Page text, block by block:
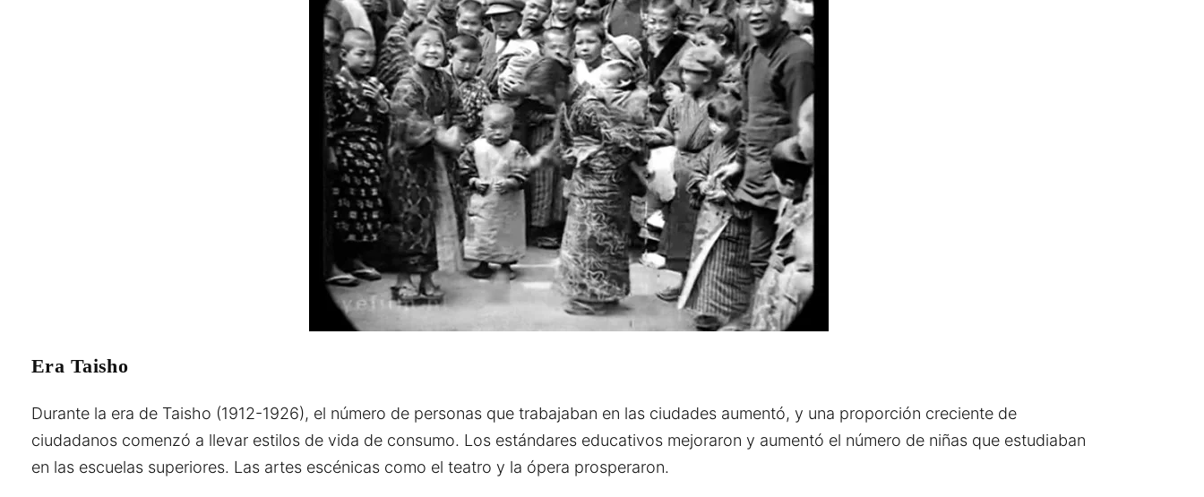
Era Taisho
Durante la era de Taisho (1912-1926), el número de personas que trabajaban en las ciudades aumentó, y una proporción creciente de
ciudadanos comenzó a llevar estilos de vida de consumo. Los estándares educativos mejoraron y aumentó el número de niñas que estudiaban
en las escuelas superiores. Las artes escénicas como el teatro y la ópera prosperaron.